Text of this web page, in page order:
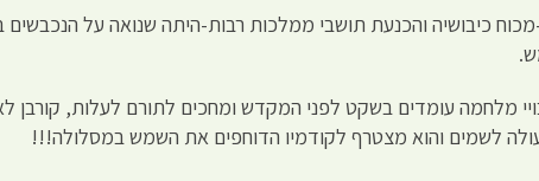
כיבושיה והכנעת תושבי ממלכות רבות-היתה שנואה על
מלחמה עומדים בשקט לפני המקדש ומחכים לתורם לעלות, קורבן
לשמים והוא מצטרף לקודמיו הדוחפים את השמש במסלולה!!!